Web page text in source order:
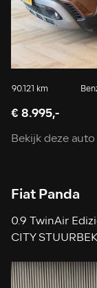
90.121 km
€ 8.995,-
Bekijk deze auto
Fiat Panda
0.9 TwinAir
CITY